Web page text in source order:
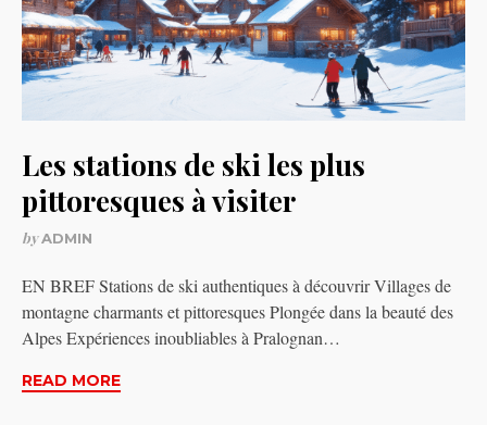
Les stations de ski les plus
pittoresques à visiter
byADMIN
EN BREF Stations de ski authentiques à découvrir Villages de
montagne charmants et pittoresques Plongée dans la beauté des
Alpes Expériences inoubliables à Pralognan…
READ MORE